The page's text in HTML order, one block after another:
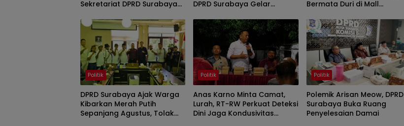
Sekretariat DPRD Surabaya
Fotografi
DPRD Surabaya Gelar
Bermata Duri di Mall
Kekhawatiran Berlebihan
Pengusaha
Politik
DPRD Surabaya Ajak Warga
Kibarkan Merah Putih
Sepanjang Agustus, Tolak
Politik
Anas Karno Minta Camat,
Lurah, RT-RW Perkuat Deteksi
Dini Jaga Kondusivitas
Politik
Polemik Arisan Meow, DPRD
Surabaya Buka Ruang
Penyelesaian Damai